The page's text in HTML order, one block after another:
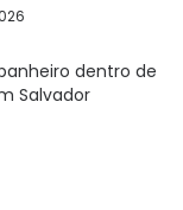
dentro de
Salvador